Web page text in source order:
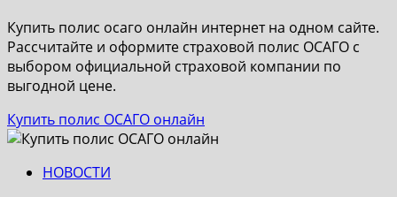
Купить полис осаго онлайн интернет на одном сайте.
Рассчитайте и оформите страховой полис ОСАГО с
выбором официальной страховой компании по
выгодной цене.
Купить полис ОСАГО онлайн
НОВОСТИ